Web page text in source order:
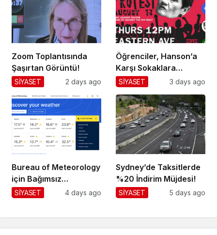
Zoom Toplantısında
Şaşırtan Görüntü!
SİYASET 2 days ago
Öğrenciler, Hanson’a
Karşı Sokaklara
Dökülüyor!
SİYASET 3 days ago
Bureau of Meteorology
için Bağımsız
Değerlendirme!
SİYASET 4 days ago
Sydney’de Taksitlerde
%20 İndirim Müjdesi!
SİYASET 5 days ago